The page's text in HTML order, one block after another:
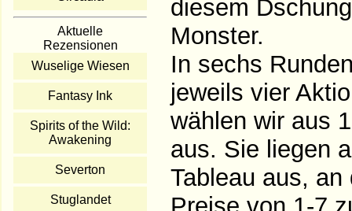
Aktuelle
Rezensionen
Wuselige Wiesen
Fantasy Ink
Spirits of the Wild:
Awakening
Severton
Stuglandet
diesem
Monster.
In sechs
jeweils vier
wählen wir aus
aus. Sie liegen
Tableau aus,